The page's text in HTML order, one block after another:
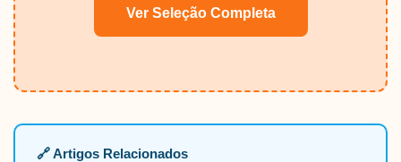
Ver Seleção Completa
🔗 Artigos Relacionados